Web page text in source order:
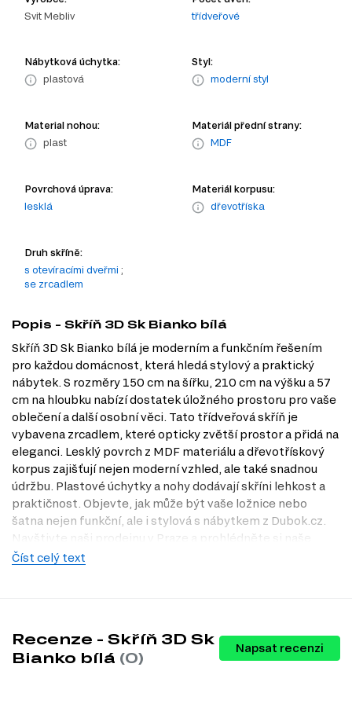
Svit Mebliv
třídveřové
Nábytková úchytka:
plastová
Styl:
moderní styl
Material nohou:
plast
Materiál přední strany:
MDF
Povrchová úprava:
lesklá
Materiál korpusu:
dřevotříska
Druh skříně:
s otevíracími dveřmi ;
se zrcadlem
Popis - Skříň 3D Sk Bianko bílá
Skříň 3D Sk Bianko bílá je moderním a funkčním řešením
pro každou domácnost, která hledá stylový a praktický
nábytek. S rozměry 150 cm na šířku, 210 cm na výšku a 57
cm na hloubku nabízí dostatek úložného prostoru pro vaše
oblečení a další osobní věci. Tato třídveřová skříň je
vybavena zrcadlem, které opticky zvětší prostor a přidá na
eleganci. Lesklý povrch z MDF materiálu a dřevotřískový
korpus zajišťují nejen moderní vzhled, ale také snadnou
údržbu. Plastové úchytky a nohy dodávají skříni lehkost a
praktičnost. Objevte, jak může být vaše ložnice nebo
šatna nejen funkční, ale i stylová s nábytkem z Dubok.cz.
Navštivte naši prodejnu v Praze a prohlédněte si naše
produkty na vlastní oči!
Prostorné uspořádání.Třídveřová konstrukce s dostatečným
úložným prostorem umožňuje snadné uspořádání oblečení a
doplňků.
Číst celý text
Recenze - Skříň 3D Sk
Bianko bílá (0)
Napsat recenzi